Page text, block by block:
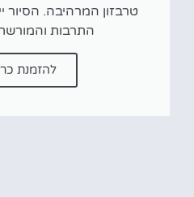
טרבזון המרהיבה.
התרבות
להזמנת